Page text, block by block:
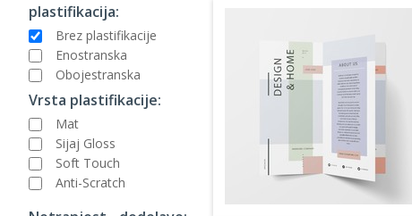
plastifikacija:
Brez plastifikacije
Enostranska
Obojestranska
Vrsta plastifikacije:
Mat
Sijaj Gloss
Soft Touch
Anti-Scratch